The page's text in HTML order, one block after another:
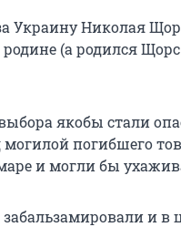
Украину Николая
(а родился
якобы стали
могилой погибшего
и могли бы
и в